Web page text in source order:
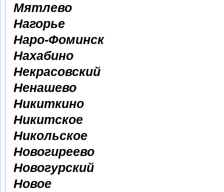
Мятлево
Нагорье
Наро-Фоминск
Нахабино
Некрасовский
Ненашево
Никиткино
Никитское
Никольское
Новогиреево
Новогурский
Новое